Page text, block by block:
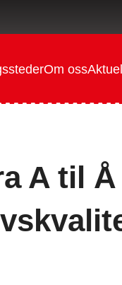
Om oss
A til Å